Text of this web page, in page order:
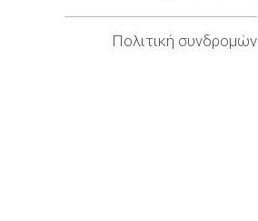
Πολιτική συνδρομών